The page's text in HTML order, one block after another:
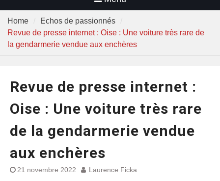
Home
Echos de passionnés
Revue de presse internet : Oise : Une voiture très rare de
la gendarmerie vendue aux enchères
Revue de presse internet :
Oise : Une voiture très rare
de la gendarmerie vendue
aux enchères
21 novembre 2022 Laurence Ficka